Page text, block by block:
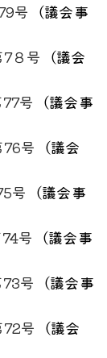
号 （議会事
８号 （議会
号 （議会事
号 （議会
号 （議会事
号 （議会事
号 （議会事
号 （議会